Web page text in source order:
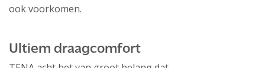
ook voorkomen.
Ultiem draagcomfort